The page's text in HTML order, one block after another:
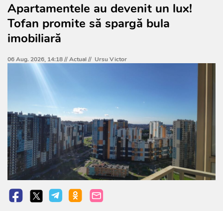
Apartamentele au devenit un lux!
Tofan promite să spargă bula
imobiliară
06 Aug. 2026, 14:18 //Actual// Ursu Victor